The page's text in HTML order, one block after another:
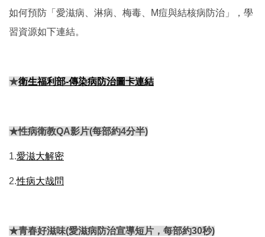
如何預防「愛滋病、淋病、梅毒、M痘與結核病防治」，學
習資源如下連結。
★衛生福利部-傳染病防治圖卡連結
★性病衛教QA影片(每部約4分半)
1.愛滋大解密
2.性病大哉問
★青春好滋味(愛滋病防治宣導短片，每部約30秒)